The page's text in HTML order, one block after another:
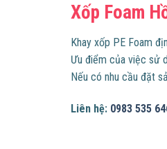
Xốp Foam
Khay xốp PE Foam
Ưu điểm của việc sử
Nếu có nhu cầu đặt
Liên hệ: 0983 535